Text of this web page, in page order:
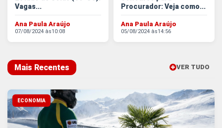
Vagas...
Ana Paula Araújo
07/08/2024 às10:08
Procurador: Veja como...
Ana Paula Araújo
05/08/2024 às14:56
Mais Recentes VER TUDO
OS POSTS
ECONOMIA